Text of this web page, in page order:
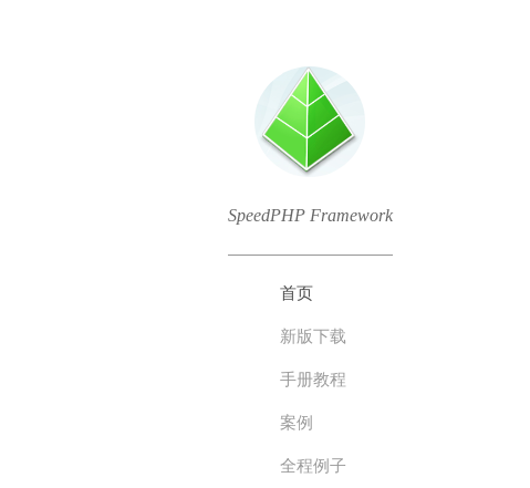
SpeedPHP Framework
首页
新版下载
手册教程
案例
全程例子